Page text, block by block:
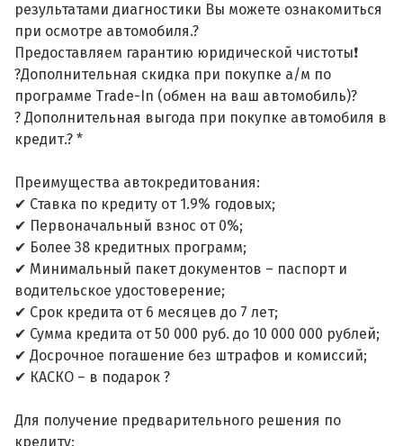
результатами диагностики Вы можете ознакомиться
при осмотре автомобиля.?
Предоставляем гарантию юридической чистоты❗
?Дополнительная скидка при покупке а/м по
программе Trade-In (обмен на ваш автомобиль)?
? Дополнительная выгода при покупке автомобиля в
кредит.? *
Преимущества автокредитования:
✔ Ставка по кредиту от 1.9% годовых;
✔ Первоначальный взнос от 0%;
✔ Более 38 кредитных программ;
✔ Минимальный пакет документов – паспорт и
водительское удостоверение;
✔ Срок кредита от 6 месяцев до 7 лет;
✔ Сумма кредита от 50 000 руб. до 10 000 000 рублей;
✔ Досрочное погашение без штрафов и комиссий;
✔ КАСКО – в подарок ?
Для получение предварительного решения по
кредиту: